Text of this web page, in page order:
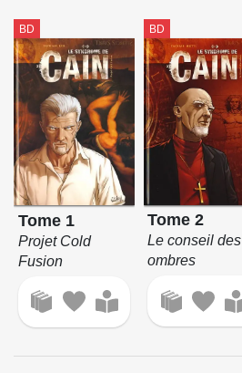
BD
Tome 1
Projet Cold
Fusion
BD
Tome 2
Le conseil des
ombres